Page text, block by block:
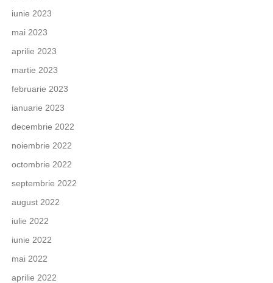
iunie 2023
mai 2023
aprilie 2023
martie 2023
februarie 2023
ianuarie 2023
decembrie 2022
noiembrie 2022
octombrie 2022
septembrie 2022
august 2022
iulie 2022
iunie 2022
mai 2022
aprilie 2022